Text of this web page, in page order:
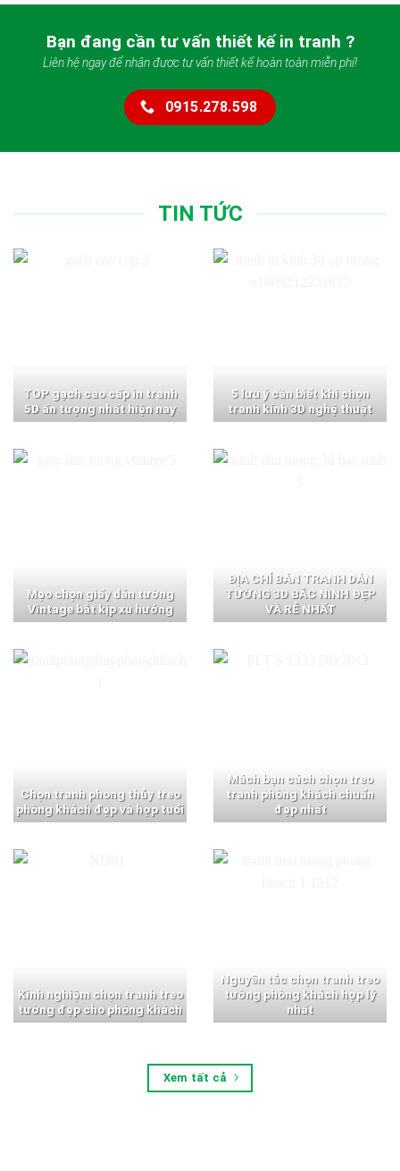
Bạn đang cần tư vấn thiết kế in tranh ?
Liên hệ ngay để nhận được tư vấn thiết kế hoàn toàn miễn phí!
0915.278.598
TIN TỨC
TOP gạch cao cấp in tranh
5D ấn tượng nhất hiện nay
5 lưu ý cần biết khi chọn
tranh kính 3D nghệ thuật
Mẹo chọn giấy dán tường
Vintage bắt kịp xu hướng
ĐỊA CHỈ BÁN TRANH DÁN
TƯỜNG 3D BẮC NINH ĐẸP
VÀ RẺ NHẤT
Chọn tranh phong thủy treo
phòng khách đẹp và hợp tuổi
Mách bạn cách chọn treo
tranh phòng khách chuẩn
đẹp nhất
Kinh nghiệm chọn tranh treo
tường đẹp cho phòng khách
Nguyên tắc chọn tranh treo
tường phòng khách hợp lý
nhất
Xem tất cả